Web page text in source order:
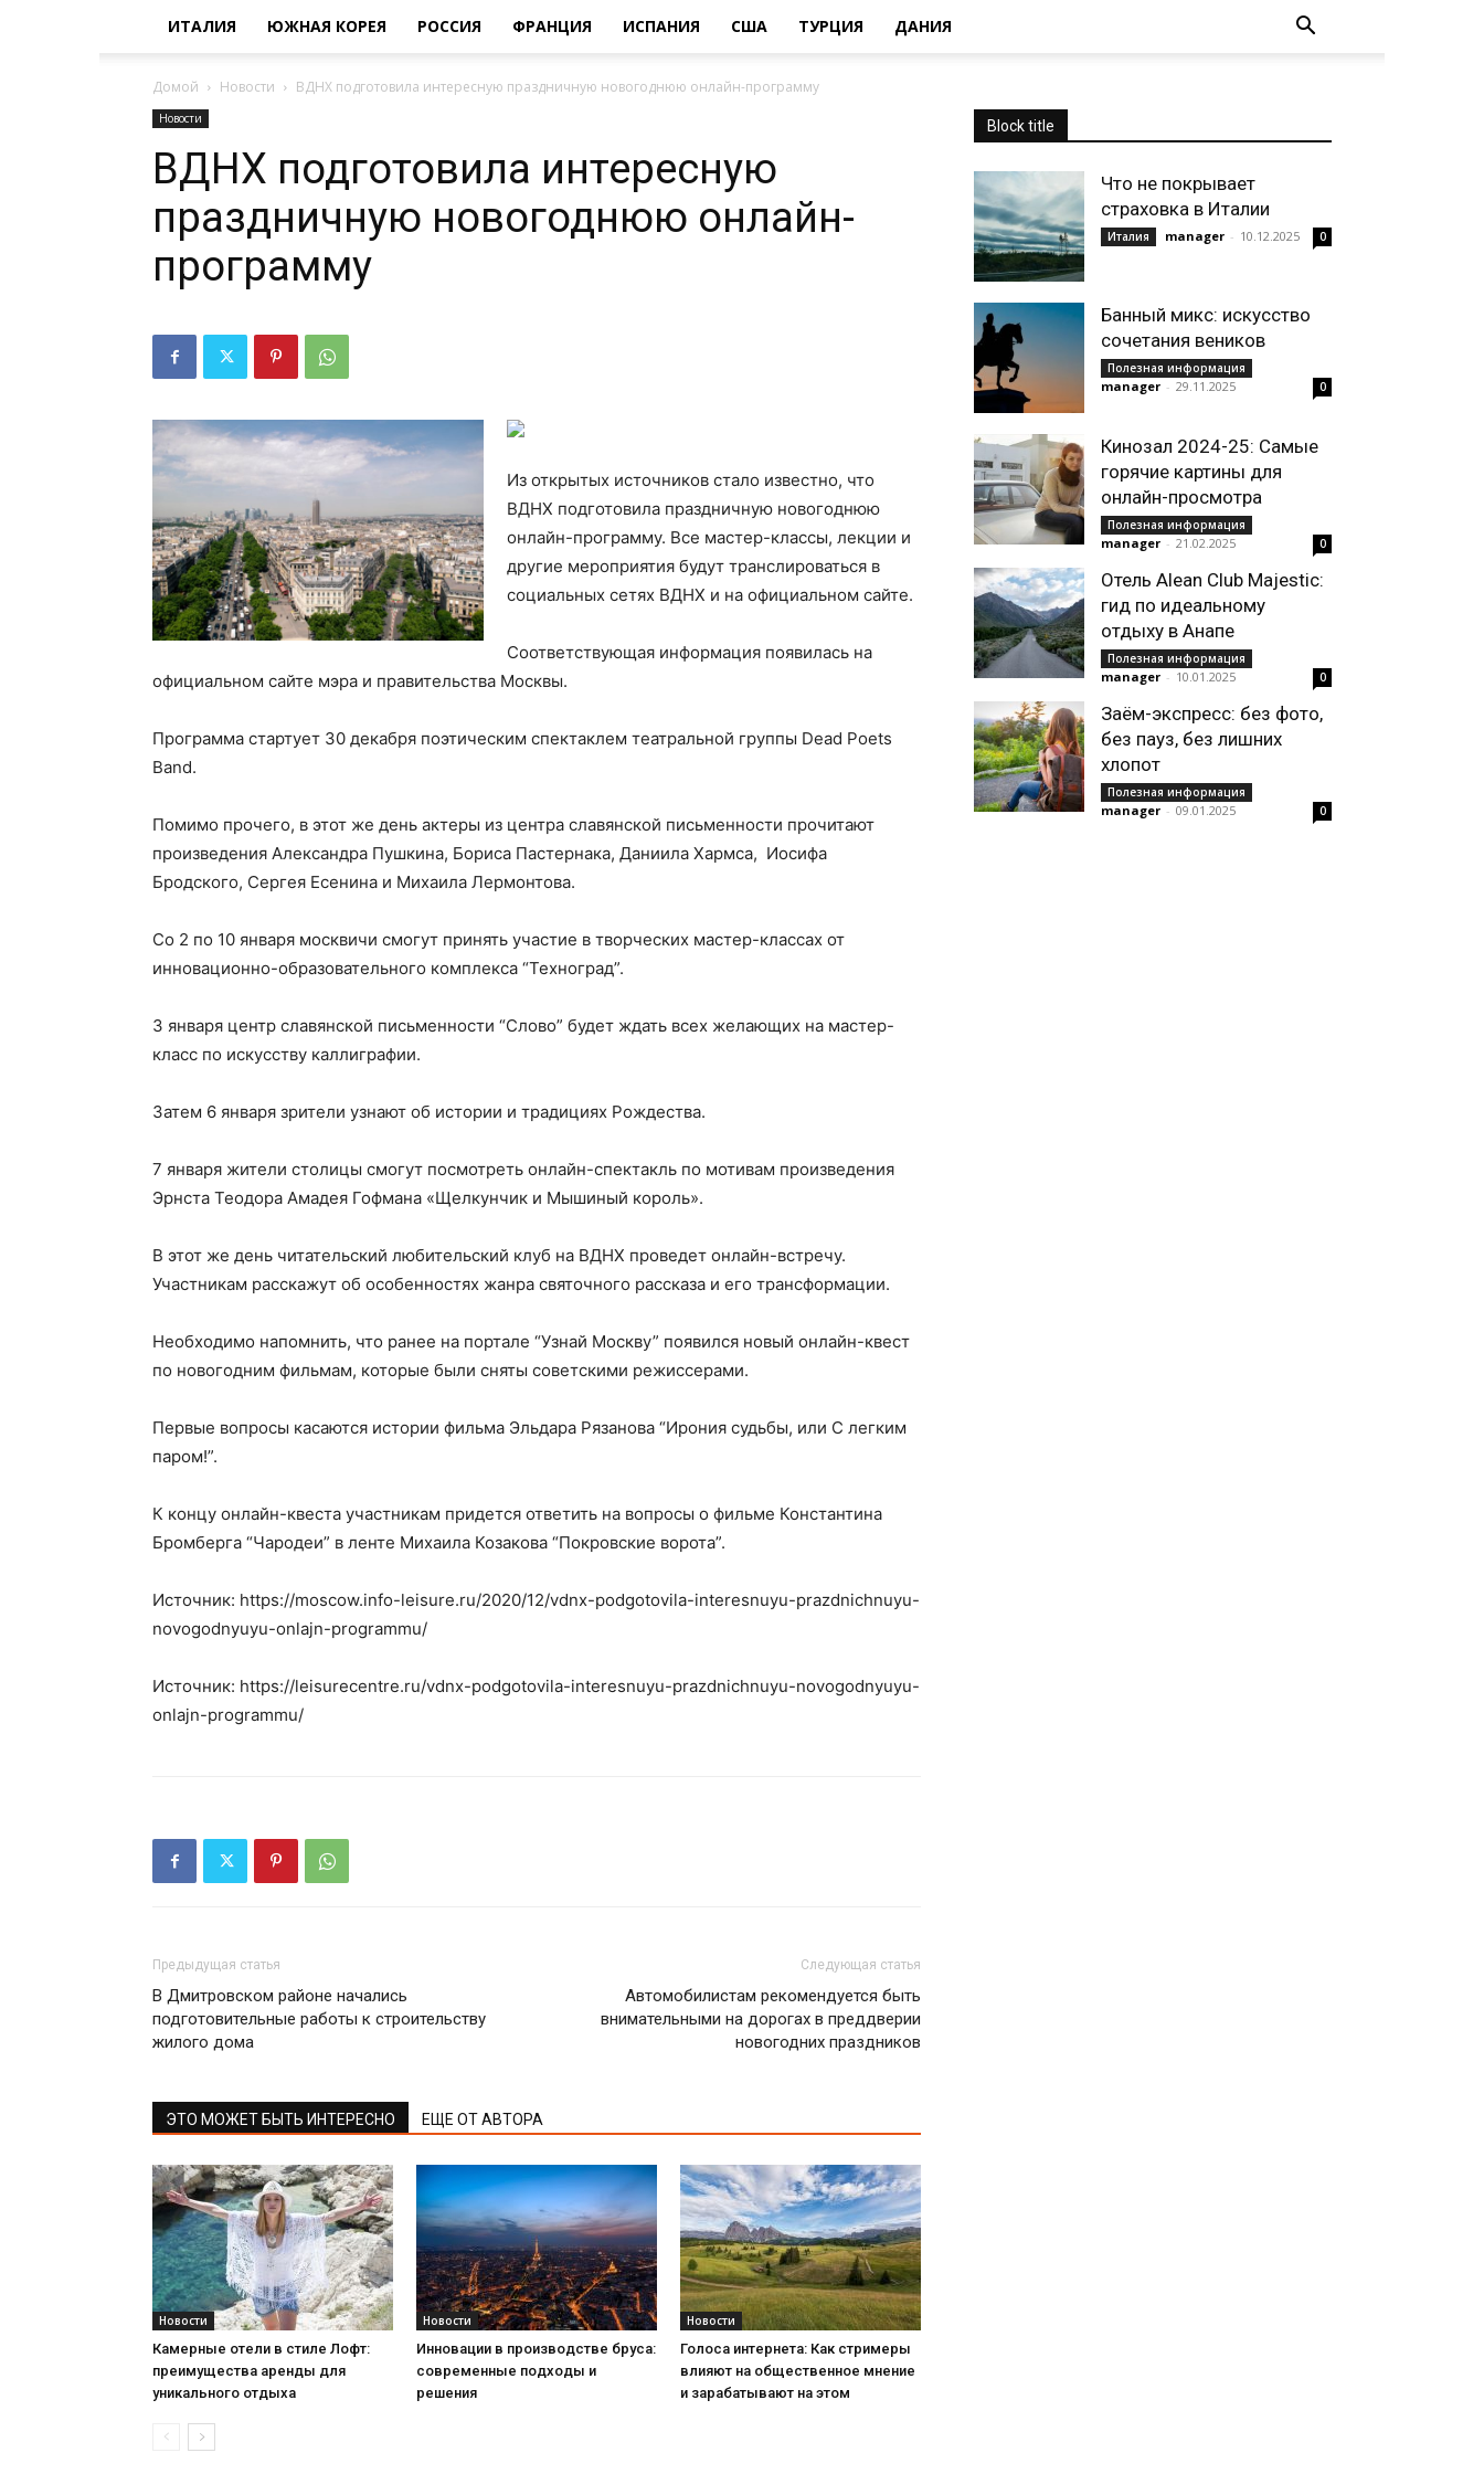
ИТАЛИЯ ЮЖНАЯ КОРЕЯ РОССИЯ ФРАНЦИЯ ИСПАНИЯ США ТУРЦИЯ ДАНИЯ
Домой Новости ВДНХ подготовила интересную праздничную новогоднюю онлайн-программу
Новости
ВДНХ подготовила интересную
праздничную новогоднюю онлайн-
программу
Из открытых источников стало известно, что
ВДНХ подготовила праздничную новогоднюю
онлайн-программу. Все мастер-классы, лекции и
другие мероприятия будут транслироваться в
социальных сетях ВДНХ и на официальном сайте.
Соответствующая информация появилась на
официальном сайте мэра и правительства Москвы.
Программа стартует 30 декабря поэтическим спектаклем театральной группы Dead Poets
Band.
Помимо прочего, в этот же день актеры из центра славянской письменности прочитают
произведения Александра Пушкина, Бориса Пастернака, Даниила Хармса, Иосифа
Бродского, Сергея Есенина и Михаила Лермонтова.
Со 2 по 10 января москвичи смогут принять участие в творческих мастер-классах от
инновационно-образовательного комплекса “Техноград”.
3 января центр славянской письменности “Слово” будет ждать всех желающих на мастер-
класс по искусству каллиграфии.
Затем 6 января зрители узнают об истории и традициях Рождества.
7 января жители столицы смогут посмотреть онлайн-спектакль по мотивам произведения
Эрнста Теодора Амадея Гофмана «Щелкунчик и Мышиный король».
В этот же день читательский любительский клуб на ВДНХ проведет онлайн-встречу.
Участникам расскажут об особенностях жанра святочного рассказа и его трансформации.
Необходимо напомнить, что ранее на портале “Узнай Москву” появился новый онлайн-квест
по новогодним фильмам, которые были сняты советскими режиссерами.
Первые вопросы касаются истории фильма Эльдара Рязанова “Ирония судьбы, или С легким
паром!”.
К концу онлайн-квеста участникам придется ответить на вопросы о фильме Константина
Бромберга “Чародеи” в ленте Михаила Козакова “Покровские ворота”.
Источник: https://moscow.info-leisure.ru/2020/12/vdnx-podgotovila-interesnuyu-prazdnichnuyu-
novogodnyuyu-onlajn-programmu/
Источник: https://leisurecentre.ru/vdnx-podgotovila-interesnuyu-prazdnichnuyu-novogodnyuyu-
onlajn-programmu/
Предыдущая статья
В Дмитровском районе начались
подготовительные работы к строительству
жилого дома
Следующая статья
Автомобилистам рекомендуется быть
внимательными на дорогах в преддверии
новогодних праздников
ЭТО МОЖЕТ БЫТЬ ИНТЕРЕСНО ЕЩЕ ОТ АВТОРА
Новости
Камерные отели в стиле Лофт:
преимущества аренды для
уникального отдыха
Новости
Инновации в производстве бруса:
современные подходы и
решения
Новости
Голоса интернета: Как стримеры
влияют на общественное мнение
и зарабатывают на этом
Block title
Что не покрывает
страховка в Италии
Италия manager - 10.12.2025 0
Банный микс: искусство
сочетания веников
Полезная информация
manager - 29.11.2025 0
Кинозал 2024-25: Самые
горячие картины для
онлайн-просмотра
Полезная информация
manager - 21.02.2025 0
Отель Alean Club Majestic:
гид по идеальному
отдыху в Анапе
Полезная информация
manager - 10.01.2025 0
Заём-экспресс: без фото,
без пауз, без лишних
хлопот
Полезная информация
manager - 09.01.2025 0